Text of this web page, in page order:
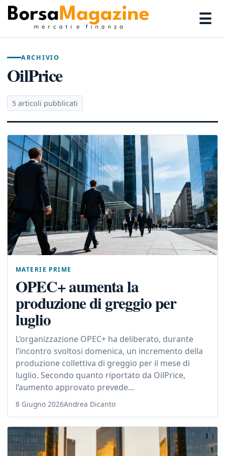
☰
ARCHIVIO
OilPrice
5 articoli pubblicati
MATERIE PRIME
OPEC+ aumenta la
produzione di greggio per
luglio
L’organizzazione OPEC+ ha deliberato, durante
l’incontro svoltosi domenica, un incremento della
produzione collettiva di greggio per il mese di
luglio. Secondo quanto riportato da OilPrice,
l’aumento approvato prevede...
8 Giugno 2026Andrea Dicanto